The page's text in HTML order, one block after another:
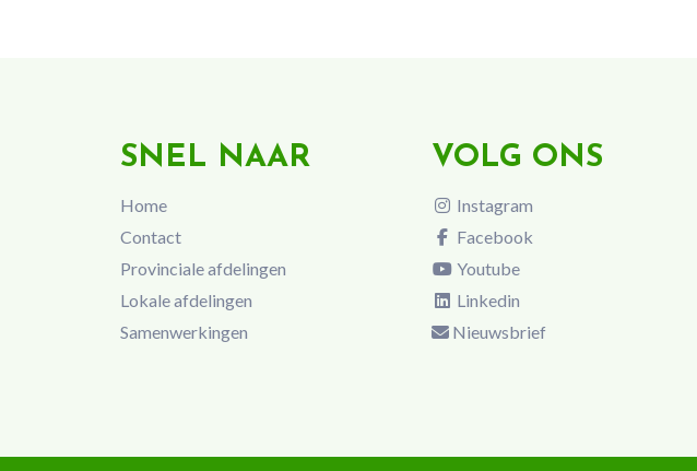
SNEL NAAR
Home
Contact
Provinciale afdelingen
Lokale afdelingen
Samenwerkingen
VOLG ONS
Instagram
Facebook
Youtube
Linkedin
Nieuwsbrief